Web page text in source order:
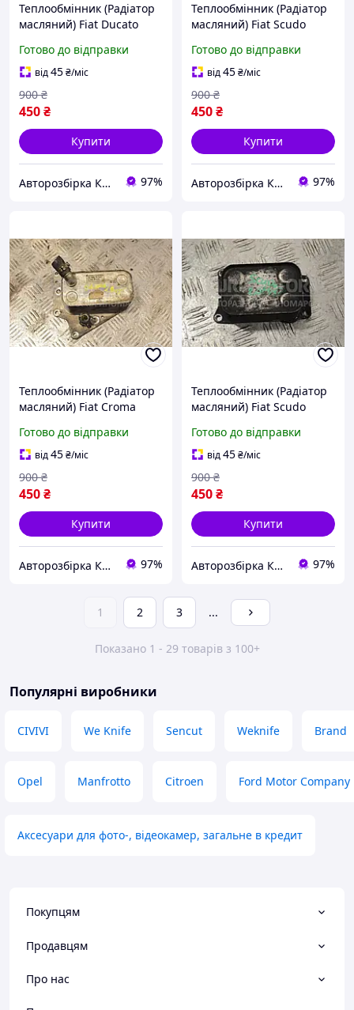
Теплообмінник (Радіатор
масляний) Fiat Ducato
349264
Готово до відправки
від45₴/міс
450₴
900 ₴
Купити
Авторозбірка Київ б/у автозапчастини 97%
Теплообмінник (Радіатор
масляний) Fiat Scudo
6790859280 305437
Готово до відправки
від45₴/міс
450₴
900 ₴
Купити
Авторозбірка Київ б/у автозапчастини 97%
Теплообмінник (Радіатор
масляний) Fiat Croma
5989070241 266564
Готово до відправки
від45₴/міс
450₴
900 ₴
Купити
Авторозбірка Київ б/у автозапчастини 97%
Теплообмінник (Радіатор
масляний) Fiat Scudo
6790979911 190681
Готово до відправки
від45₴/міс
450₴
900 ₴
Купити
Авторозбірка Київ б/у автозапчастини 97%
1 2 3 ...
Показано 1 - 29 товарів з 100+
Популярні виробники
CIVIVI We Knife Sencut Weknife Brand
Opel Manfrotto Citroen Ford Motor Company
Аксесуари для фото-, відеокамер, загальне в кредит
Покупцям
Продавцям
Про нас